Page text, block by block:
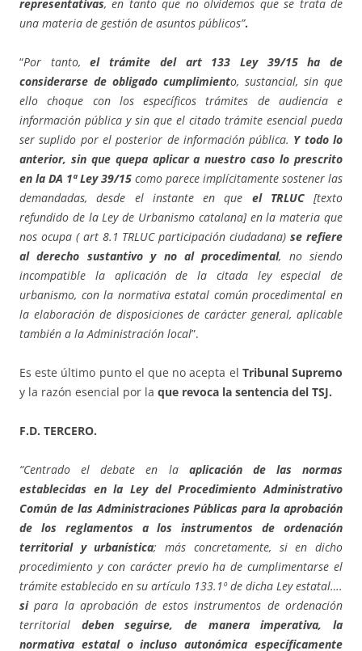
representativas, en tanto que no olvidemos que se trata de
una materia de gestión de asuntos públicos”.
“Por tanto,el trámite del art 133 Ley 39/15 ha de
considerarse de obligado cumplimiento, sustancial, sin que
ello choque con los específicos trámites de audiencia e
información pública y sin que el citado trámite esencial pueda
ser suplido por el posterior de información pública. Y todo lo
anterior, sin que quepa aplicar a nuestro caso lo prescrito
en la DA 1ª Ley 39/15 como parece implícitamente sostener las
demandadas, desde el instante en que el TRLUC[texto
refundido de la Ley de Urbanismo catalana] en la materia que
nos ocupa ( art 8.1 TRLUC participación ciudadana)se refiere
al derecho sustantivo y no al procedimental, no siendo
incompatible la aplicación de la citada ley especial de
urbanismo, con la normativa estatal común procedimental en
la elaboración de disposiciones de carácter general, aplicable
también a la Administración local”.
Es este último punto el que no acepta el Tribunal Supremo
y la razón esencial por la que revoca la sentencia del TSJ.
F.D. TERCERO.
“Centrado el debate en la aplicación de las normas
establecidas en la Ley del Procedimiento Administrativo
Común de las Administraciones Públicas para la aprobación
de los reglamentos a los instrumentos de ordenación
territorial y urbanística; más concretamente, si en dicho
procedimiento y con carácter previo ha de cumplimentarse el
trámite establecido en su artículo 133.1º de dicha Ley estatal….
sipara la aprobación de estos instrumentos de ordenación
territorial deben seguirse, de manera imperativa, la
normativa estatal o incluso autonómica específicamente